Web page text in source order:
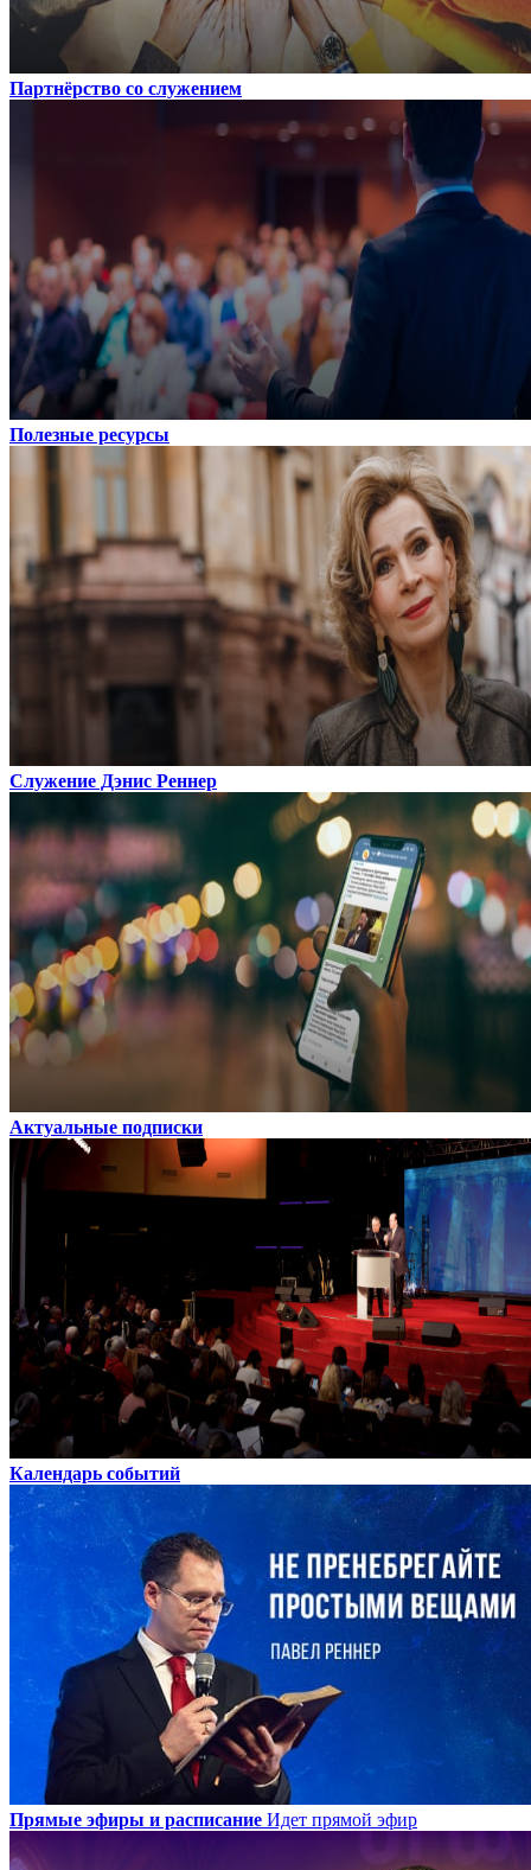
Партнёрство со служением
Полезные ресурсы
Служение Дэнис Реннер
Актуальные подписки
Календарь событий
Прямые эфиры и расписание Идет прямой эфир